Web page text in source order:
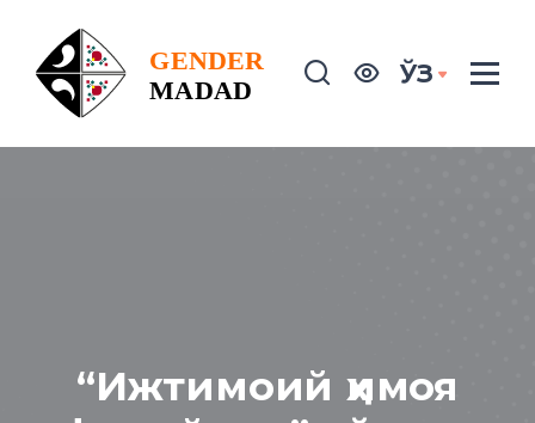
ЎЗ
“Ижтимоий ҳимоя